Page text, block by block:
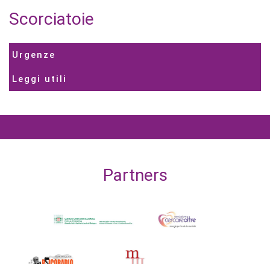
Scorciatoie
Urgenze
Leggi utili
Partners